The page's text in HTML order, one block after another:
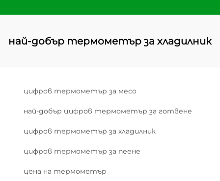
най-добър термометър за хладилник
цифров термометър за месо
най-добър цифров термометър за готвене
цифров термометър за хладилник
цифров термометър за пеене
цена на термометър